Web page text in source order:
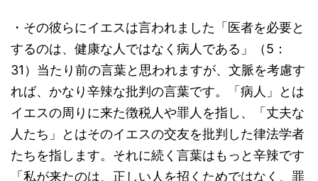
・その彼らにイエスは言われました「医者を必要と
するのは、健康な人ではなく病人である」（5：
31）当たり前の言葉と思われますが、文脈を考慮す
れば、かなり辛辣な批判の言葉です。「病人」とは
イエスの周りに来た徴税人や罪人を指し、「丈夫な
人たち」とはそのイエスの交友を批判した律法学者
たちを指します。それに続く言葉はもっと辛辣です
「私が来たのは、正しい人を招くためではなく、罪